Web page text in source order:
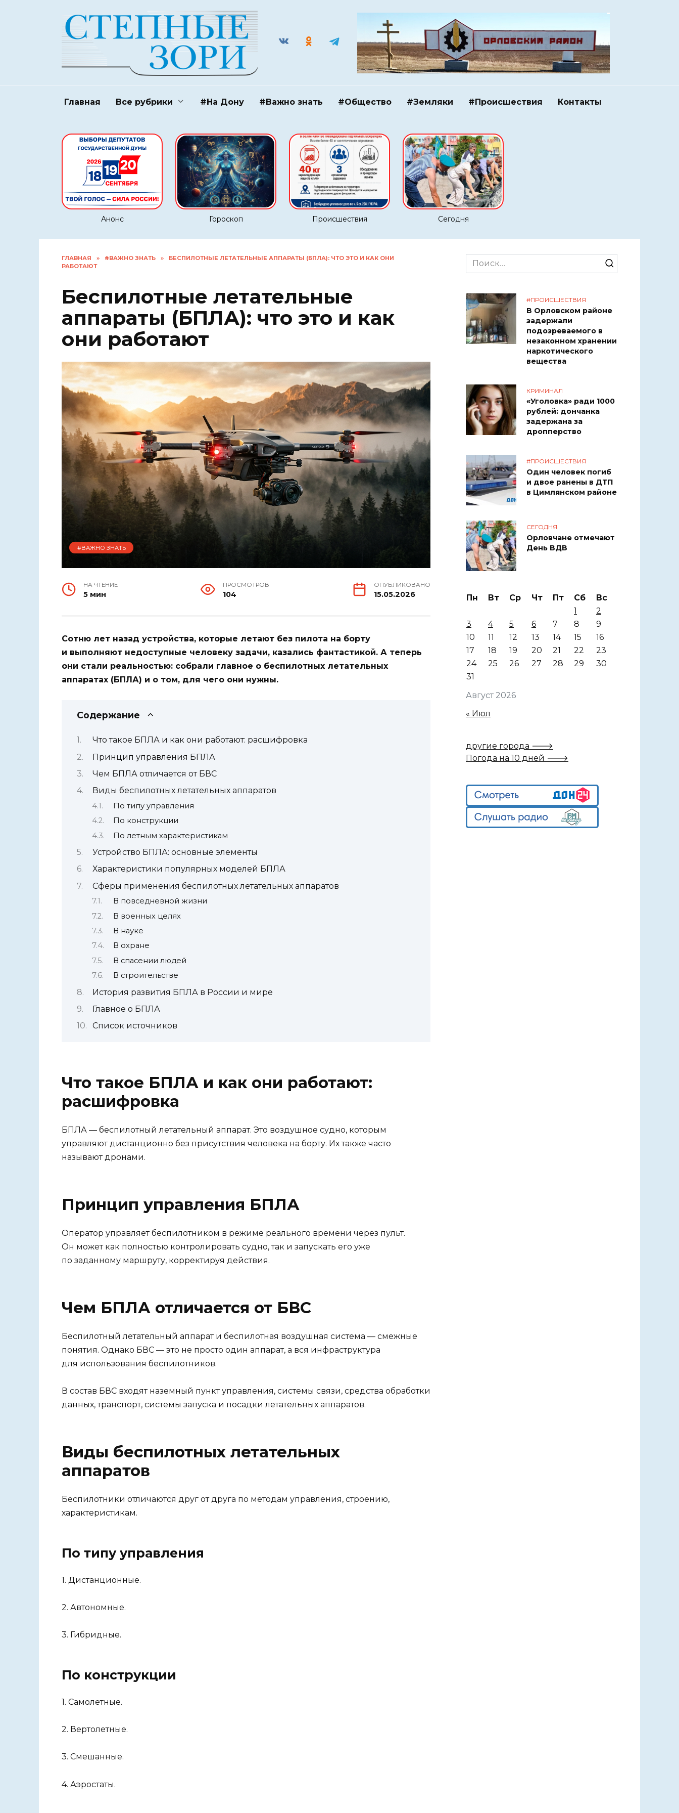
Главная Все рубрики #На Дону #Важно знать #Общество #Земляки #Происшествия Контакты
Анонс Гороскоп Происшествия Сегодня
ГЛАВНАЯ » #ВАЖНО ЗНАТЬ »
БЕСПИЛОТНЫЕ ЛЕТАТЕЛЬНЫЕ АППАРАТЫ (БПЛА): ЧТО ЭТО И КАК ОНИ
РАБОТАЮТ
Беспилотные летательные
аппараты (БПЛА): что это и как
они работают
#ВАЖНО ЗНАТЬ
НА ЧТЕНИЕ
5 мин
ПРОСМОТРОВ
104
ОПУБЛИКОВАНО
15.05.2026
Сотню лет назад устройства, которые летают без пилота на борту
и выполняют недоступные человеку задачи, казались фантастикой. А теперь
они стали реальностью: собрали главное о беспилотных летательных
аппаратах (БПЛА) и о том, для чего они нужны.
Содержание
Что такое БПЛА и как они работают: расшифровка
Принцип управления БПЛА
Чем БПЛА отличается от БВС
Виды беспилотных летательных аппаратов
По типу управления
По конструкции
По летным характеристикам
Устройство БПЛА: основные элементы
Характеристики популярных моделей БПЛА
Сферы применения беспилотных летательных аппаратов
В повседневной жизни
В военных целях
В науке
В охране
В спасении людей
В строительстве
История развития БПЛА в России и мире
Главное о БПЛА
Список источников
Что такое БПЛА и как они работают:
расшифровка
БПЛА — беспилотный летательный аппарат. Это воздушное судно, которым
управляют дистанционно без присутствия человека на борту. Их также часто
называют дронами.
Принцип управления БПЛА
Оператор управляет беспилотником в режиме реального времени через пульт.
Он может как полностью контролировать судно, так и запускать его уже
по заданному маршруту, корректируя действия.
Чем БПЛА отличается от БВС
Беспилотный летательный аппарат и беспилотная воздушная система — смежные
понятия. Однако БВС — это не просто один аппарат, а вся инфраструктура
для использования беспилотников.
В состав БВС входят наземный пункт управления, системы связи, средства обработки
данных, транспорт, системы запуска и посадки летательных аппаратов.
Виды беспилотных летательных
аппаратов
Беспилотники отличаются друг от друга по методам управления, строению,
характеристикам.
По типу управления
1. Дистанционные.
2. Автономные.
3. Гибридные.
По конструкции
1. Самолетные.
2. Вертолетные.
3. Смешанные.
4. Аэростаты.
Search
for:
#ПРОИСШЕСТВИЯ
В Орловском районе
задержали
подозреваемого в
незаконном хранении
наркотического
вещества
КРИМИНАЛ
«Уголовка» ради 1000
рублей: дончанка
задержана за
дропперство
#ПРОИСШЕСТВИЯ
Один человек погиб
и двое ранены в ДТП
в Цимлянском районе
СЕГОДНЯ
Орловчане отмечают
День ВДВ
Август 2026
Пн Вт Ср Чт Пт Сб
Вс
1
2
3
4 5 6 7 8
9
10
11 12 13 14 15
16
17
18 19 20 21 22
23
24
25 26 27 28 29
30
31
« Июл
другие города 🡒
Погода на 10 дней 🡒